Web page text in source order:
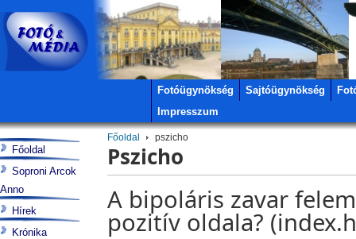
Fotóügynökség Sajtóügynökség
Impresszum
Főoldal pszicho
Pszicho
A bipoláris zavar
pozitív oldala?
Főoldal
Soproni Arcok
Anno
Hírek
Krónika